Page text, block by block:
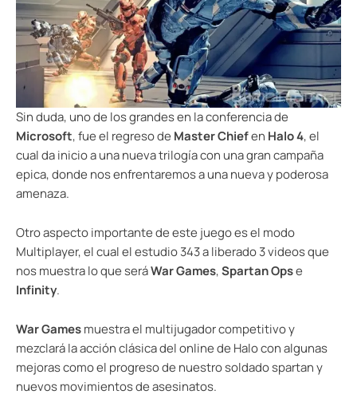
Sin duda, uno de los grandes en la conferencia de
Microsoft, fue el regreso de Master Chiefen Halo 4, el
cual da inicio a una nueva trilogía con una gran campaña
epica, donde nos enfrentaremos a una nueva y poderosa
amenaza.
Otro aspecto importante de este juego es el modo
Multiplayer, el cual el estudio 343 a liberado 3 videos que
nos muestra lo que seráWar Games,Spartan Opse
Infinity.
War Gamesmuestra el multijugador competitivo y
mezclará la acción clásica del online de Halo con algunas
mejoras como el progreso de nuestro soldado spartan y
nuevos movimientos de asesinatos.